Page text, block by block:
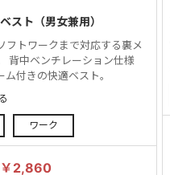
スト（男女兼用）
フトワークまで対応する裏メ
背中ベンチレーション仕様
ム付きの快適ベスト。
ワーク
￥2,860